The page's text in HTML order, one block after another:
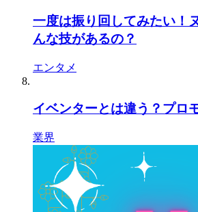
一度は振り回してみたい！
んな技があるの？
エンタメ
イベンターとは違う？プロ
業界